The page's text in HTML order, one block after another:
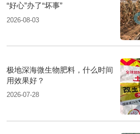
“好心”办了“坏事”
2026-08-03
极地深海微生物肥料，什么时间
用效果好？
2026-07-28